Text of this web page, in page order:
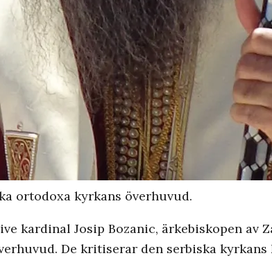
ortodoxa kyrkans överhuvud.
kardinal Josip Bozanic, ärkebiskopen
De kritiserar den serbiska